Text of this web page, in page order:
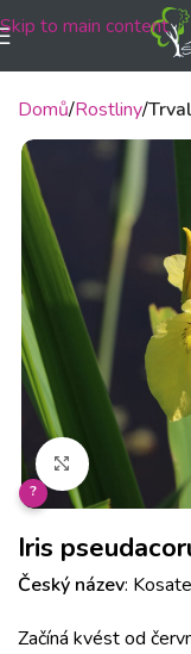
Skip to main content
Domů Rostliny
Klikněte pro
?
Iris
Český název:
Začíná kvést od